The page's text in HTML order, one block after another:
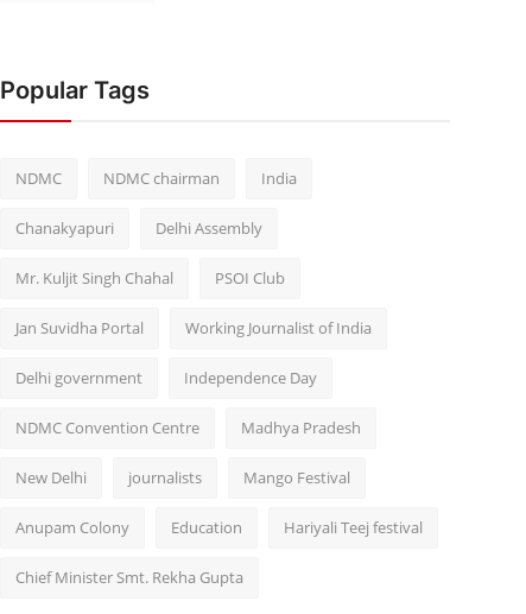
Popular Tags
NDMC NDMC chairman India
Chanakyapuri Delhi Assembly
Mr. Kuljit Singh Chahal PSOI Club
Jan Suvidha Portal Working Journalist of India
Delhi government Independence Day
NDMC Convention Centre Madhya Pradesh
New Delhi journalists Mango Festival
Anupam Colony Education Hariyali Teej festival
Chief Minister Smt. Rekha Gupta